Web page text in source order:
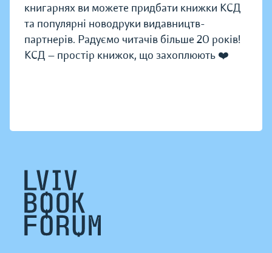
книгарнях ви можете придбати книжки КСД
та популярні новодруки видавництв-
партнерів. Радуємо читачів більше 20 років!
КСД — простір книжок, що захоплюють ❤️